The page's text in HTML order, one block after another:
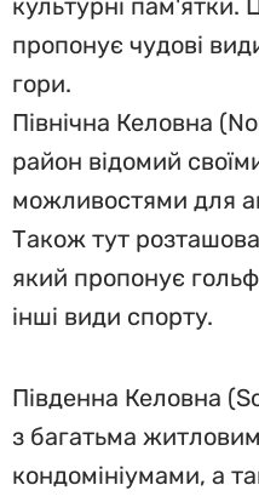
культурні пам'ятки.
пропонує чудові
гори.
Північна Келовна
район відомий
можливостями для
Також тут
який пропонує
інші види спорту.
Південна Келовна
з багатьма
кондомініумами, а